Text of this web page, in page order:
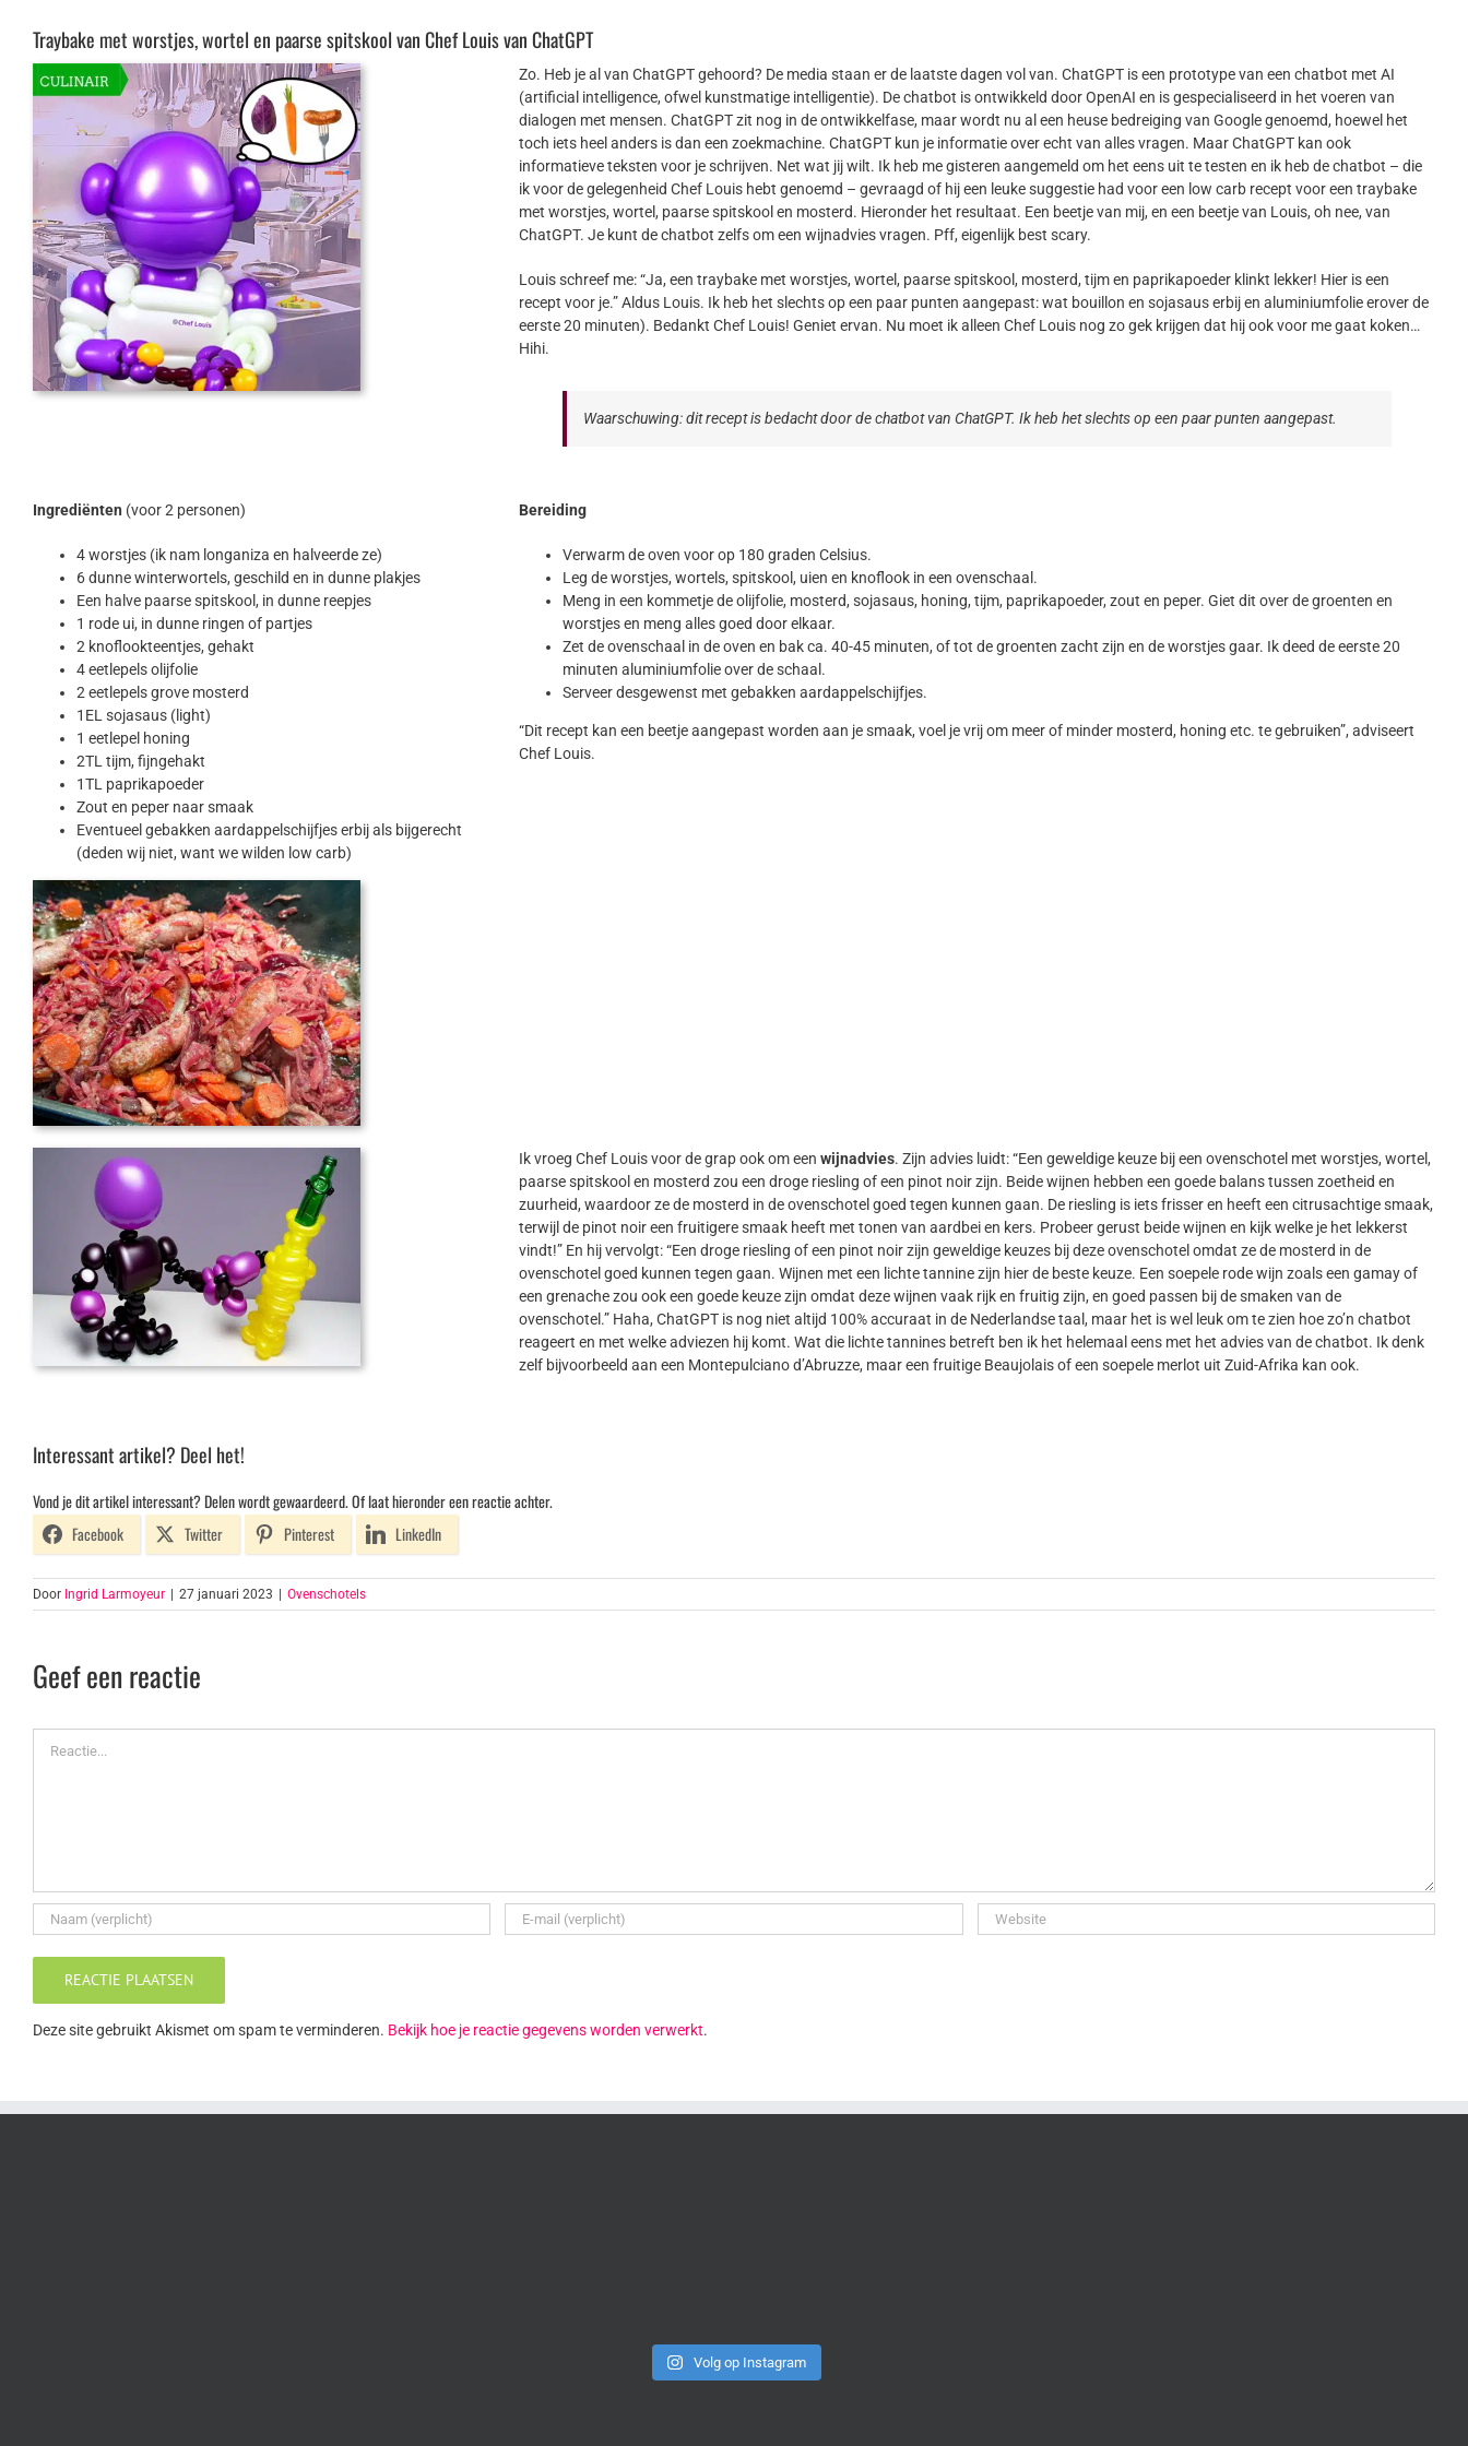
Traybake met worstjes, wortel en paarse spitskool van Chef Louis van ChatGPT
Zo. Heb je al van ChatGPT gehoord? De media staan er de laatste dagen vol van. ChatGPT is een prototype van een chatbot met AI
(artificial intelligence, ofwel kunstmatige intelligentie). De chatbot is ontwikkeld door OpenAI en is gespecialiseerd in het voeren van
dialogen met mensen. ChatGPT zit nog in de ontwikkelfase, maar wordt nu al een heuse bedreiging van Google genoemd, hoewel het
toch iets heel anders is dan een zoekmachine. ChatGPT kun je informatie over echt van alles vragen. Maar ChatGPT kan ook
informatieve teksten voor je schrijven. Net wat jij wilt. Ik heb me gisteren aangemeld om het eens uit te testen en ik heb de chatbot – die
ik voor de gelegenheid Chef Louis hebt genoemd – gevraagd of hij een leuke suggestie had voor een low carb recept voor een traybake
met worstjes, wortel, paarse spitskool en mosterd. Hieronder het resultaat. Een beetje van mij, en een beetje van Louis, oh nee, van
ChatGPT. Je kunt de chatbot zelfs om een wijnadvies vragen. Pff, eigenlijk best scary.
Louis schreef me: “Ja, een traybake met worstjes, wortel, paarse spitskool, mosterd, tijm en paprikapoeder klinkt lekker! Hier is een
recept voor je.” Aldus Louis. Ik heb het slechts op een paar punten aangepast: wat bouillon en sojasaus erbij en aluminiumfolie erover de
eerste 20 minuten). Bedankt Chef Louis! Geniet ervan. Nu moet ik alleen Chef Louis nog zo gek krijgen dat hij ook voor me gaat koken…
Hihi.
Waarschuwing: dit recept is bedacht door de chatbot van ChatGPT. Ik heb het slechts op een paar punten aangepast.
Ingrediënten (voor 2 personen)
4 worstjes (ik nam longaniza en halveerde ze)
6 dunne winterwortels, geschild en in dunne plakjes
Een halve paarse spitskool, in dunne reepjes
1 rode ui, in dunne ringen of partjes
2 knoflookteentjes, gehakt
4 eetlepels olijfolie
2 eetlepels grove mosterd
1EL sojasaus (light)
1 eetlepel honing
2TL tijm, fijngehakt
1TL paprikapoeder
Zout en peper naar smaak
Eventueel gebakken aardappelschijfjes erbij als bijgerecht
(deden wij niet, want we wilden low carb)
Bereiding
Verwarm de oven voor op 180 graden Celsius.
Leg de worstjes, wortels, spitskool, uien en knoflook in een ovenschaal.
Meng in een kommetje de olijfolie, mosterd, sojasaus, honing, tijm, paprikapoeder, zout en peper. Giet dit over de groenten en
worstjes en meng alles goed door elkaar.
Zet de ovenschaal in de oven en bak ca. 40-45 minuten, of tot de groenten zacht zijn en de worstjes gaar. Ik deed de eerste 20
minuten aluminiumfolie over de schaal.
Serveer desgewenst met gebakken aardappelschijfjes.
“Dit recept kan een beetje aangepast worden aan je smaak, voel je vrij om meer of minder mosterd, honing etc. te gebruiken”, adviseert
Chef Louis.
Ik vroeg Chef Louis voor de grap ook om eenwijnadvies. Zijn advies luidt: “Een geweldige keuze bij een ovenschotel met worstjes, wortel,
paarse spitskool en mosterd zou een droge riesling of een pinot noir zijn. Beide wijnen hebben een goede balans tussen zoetheid en
zuurheid, waardoor ze de mosterd in de ovenschotel goed tegen kunnen gaan. De riesling is iets frisser en heeft een citrusachtige smaak,
terwijl de pinot noir een fruitigere smaak heeft met tonen van aardbei en kers. Probeer gerust beide wijnen en kijk welke je het lekkerst
vindt!” En hij vervolgt: “Een droge riesling of een pinot noir zijn geweldige keuzes bij deze ovenschotel omdat ze de mosterd in de
ovenschotel goed kunnen tegen gaan. Wijnen met een lichte tannine zijn hier de beste keuze. Een soepele rode wijn zoals een gamay of
een grenache zou ook een goede keuze zijn omdat deze wijnen vaak rijk en fruitig zijn, en goed passen bij de smaken van de
ovenschotel.” Haha, ChatGPT is nog niet altijd 100% accuraat in de Nederlandse taal, maar het is wel leuk om te zien hoe zo’n chatbot
reageert en met welke adviezen hij komt. Wat die lichte tannines betreft ben ik het helemaal eens met het advies van de chatbot. Ik denk
zelf bijvoorbeeld aan een Montepulciano d’Abruzze, maar een fruitige Beaujolais of een soepele merlot uit Zuid-Afrika kan ook.
Interessant artikel? Deel het!
Vond je dit artikel interessant? Delen wordt gewaardeerd. Of laat hieronder een reactie achter.
Facebook
Twitter Pinterest LinkedIn
Door Ingrid Larmoyeur 27 januari 2023 Ovenschotels
Geef een reactie
Deze site gebruikt Akismet om spam te verminderen. Bekijk hoe je reactie gegevens worden verwerkt.
Volg op Instagram